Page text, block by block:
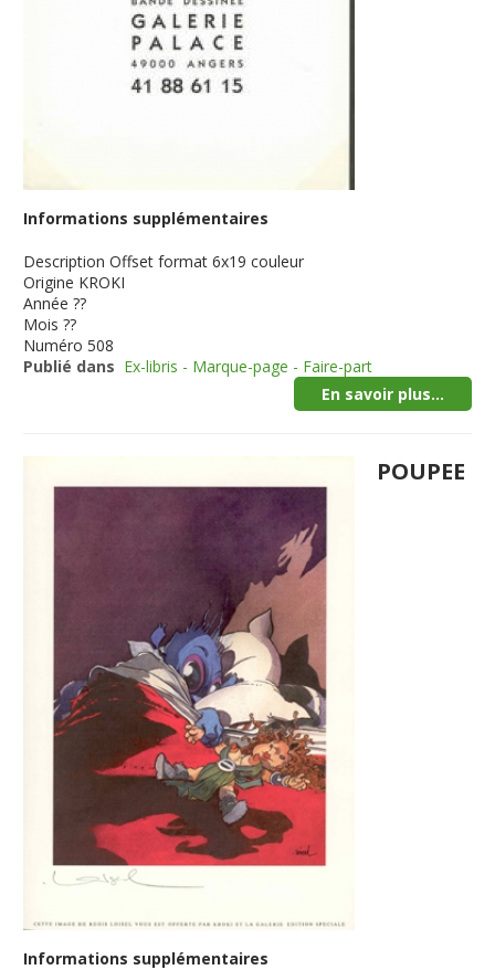
Informations supplémentaires
Description Offset format 6x19 couleur
Origine KROKI
Année ??
Mois ??
Numéro 508
Publié dans Ex-libris - Marque-page - Faire-part
En savoir plus...
POUPEE
Informations supplémentaires